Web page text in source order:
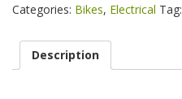
Categories: Bikes, Electrical Tag:
Description